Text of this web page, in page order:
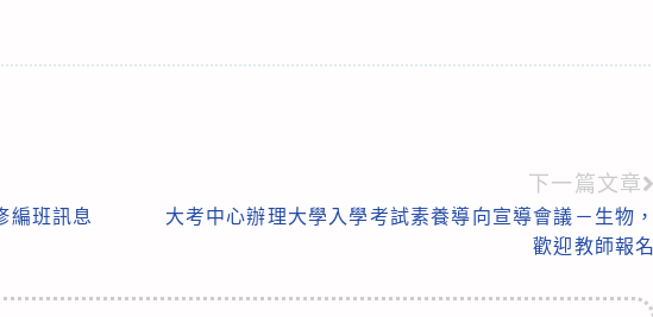
編班訊息
下一篇文章
大考中心辦理大學入學考試素養導向宣導會議－生物，
歡迎教師報名